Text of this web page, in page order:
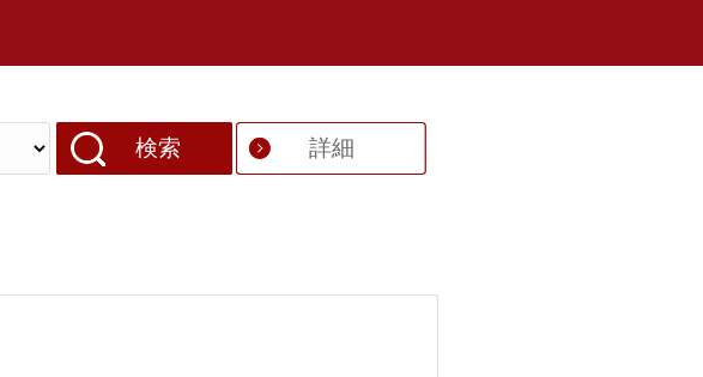
検索 詳細